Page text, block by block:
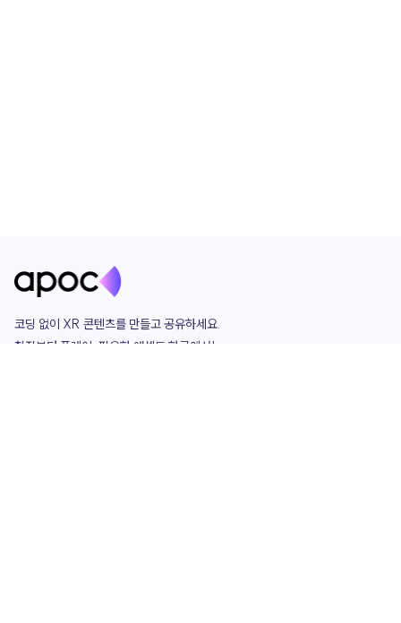
코딩 없이 XR 콘텐츠를 만들고 공유하세요.
창작부터 플레이, 필요한 애셋도 한곳에서!